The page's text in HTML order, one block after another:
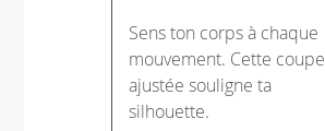
Sens ton corps à chaque
mouvement. Cette coupe
ajustée souligne ta
silhouette.